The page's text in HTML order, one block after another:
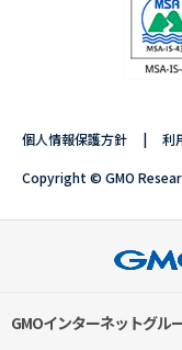
個人情報保護方針 利
Copyright © GMO
GMOインターネットグル